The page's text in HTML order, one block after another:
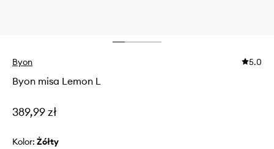
Byon 5.0
Byon misa Lemon L
389,99 zł
Kolor: żółty